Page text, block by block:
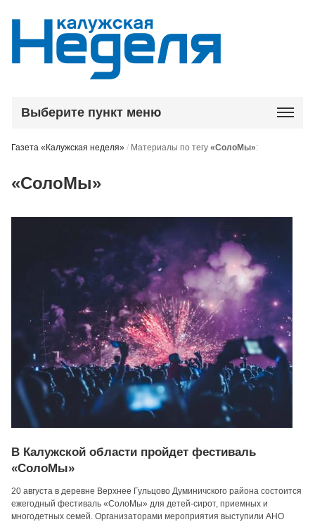
Выберите пункт меню
Газета «Калужская неделя» / Материалы по тегу«СолоМы»:
«СолоМы»
В Калужской области пройдет фестиваль
«СолоМы»
20 августа в деревне Верхнее Гульцово Думиничского района состоится
ежегодный фестиваль «СолоМы» для детей-сирот, приемных и
многодетных семей. Организаторами мероприятия выступили АНО